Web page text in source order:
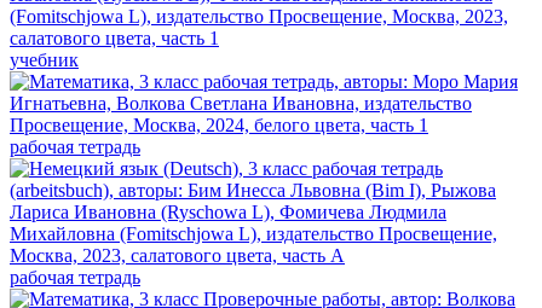
учебник
рабочая тетрадь
рабочая тетрадь